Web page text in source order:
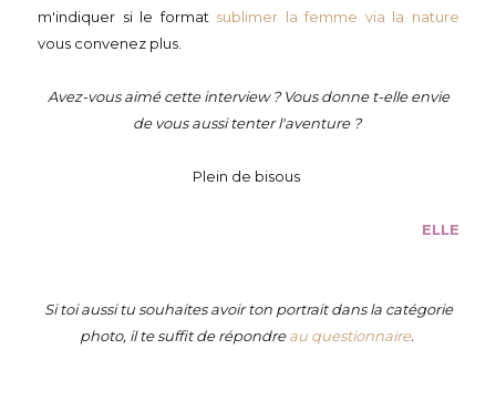
m'indiquer si le format sublimer la femme via la nature
vous convenez plus.
Avez-vous aimé cette interview ? Vous donne t-elle envie
de vous aussi tenter l'aventure ?
Plein de bisous
ELLE
Si toi aussi tu souhaites avoir ton portrait dans la catégorie
photo, il te suffit de répondreau questionnaire.